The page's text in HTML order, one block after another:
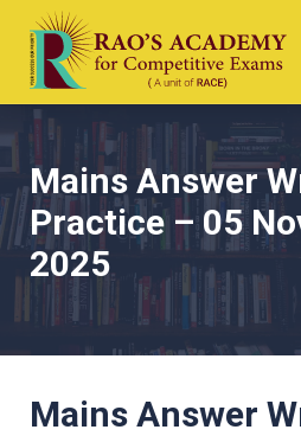
Mains Answer
Practice – 05
2025
Mains Answer